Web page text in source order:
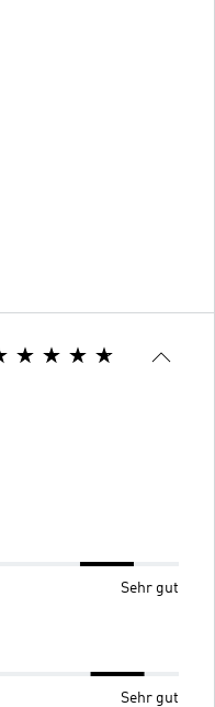
Sehr gut
Sehr gut